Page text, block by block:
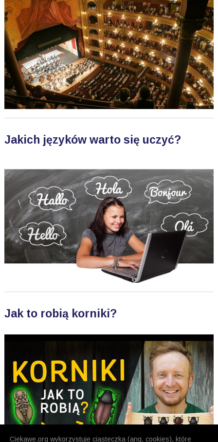
Ciekawe.org wykorzystuje ciasteczka (ang. cookies), które
Jakich języków warto się uczyć?
Jak to robią korniki?